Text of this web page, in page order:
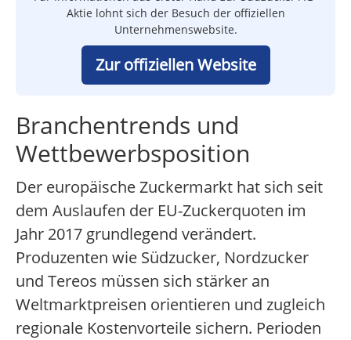
Aktie lohnt sich der Besuch der offiziellen
Unternehmenswebsite.
Zur offiziellen Website
Branchentrends und
Wettbewerbsposition
Der europäische Zuckermarkt hat sich seit
dem Auslaufen der EU-Zuckerquoten im
Jahr 2017 grundlegend verändert.
Produzenten wie Südzucker, Nordzucker
und Tereos müssen sich stärker an
Weltmarktpreisen orientieren und zugleich
regionale Kostenvorteile sichern. Perioden